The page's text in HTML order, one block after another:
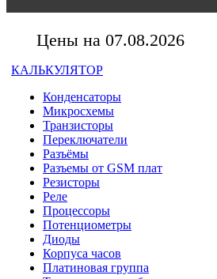
Цены на 07.08.2026
КАЛЬКУЛЯТОР
Конденсаторы
Микросхемы
Транзисторы
Переключатели
Разъёмы
Разъемы от GSM плат
Резисторы
Реле
Процессоры
Потенциометры
Диоды
Корпуса часов
Платиновая группа